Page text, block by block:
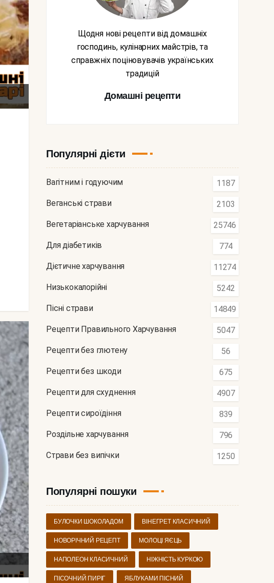
Щодня нові рецепти від домашніх
господинь, кулінарних майстрів, та
справжніх поціновувачів українських
традицій
Домашні рецепти
Популярні дієти
Вагітним і годуючим 1187
Веганські страви 2103
Вегетаріанське харчування 25746
Для діабетиків 774
Дієтичне харчування 11274
Низькокалорійні 5242
Пісні страви 14849
Рецепти Правильного Харчування 5047
Рецепти без глютену 56
Рецепти без шкоди 675
Рецепти для схуднення 4907
Рецепти сироїдіння 839
Роздільне харчування 796
Страви без випічки 1250
Популярні пошуки
БУЛОЧКИ ШОКОЛАДОМ ВІНЕГРЕТ КЛАСИЧНИЙ
НОВОРІЧНИЙ РЕЦЕПТ МОЛОЦІ ЯЄЦЬ
НАПОЛЕОН КЛАСИЧНИЙ НІЖНІСТЬ КУРКОЮ
ПІСОЧНИЙ ПИРІГ ЯБЛУКАМИ ПІСНИЙ